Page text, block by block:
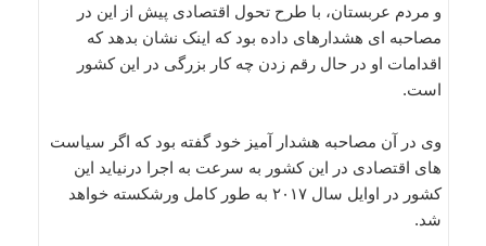
و مردم عربستان، با طرح تحول اقتصادی پیش از این در
مصاحبه ای هشدارهای داده بود که اینک نشان بدهد که
اقدامات او در حال رقم زدن چه کار بزرگی در این کشور
است.
وی در آن مصاحبه هشدار آمیز خود گفته بود که اگر سیاست
های اقتصادی در این کشور به سرعت به اجرا درنیاید این
کشور در اوایل سال ۲۰۱۷ به طور کامل ورشکسته خواهد
شد.